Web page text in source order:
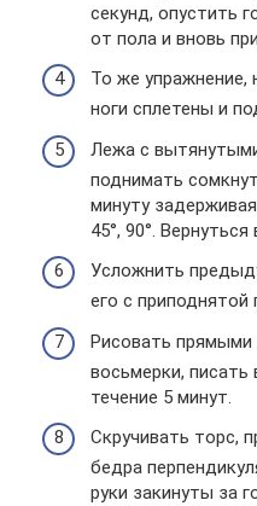
секунд, опустить
от пола и вновь
То же упражнение,
ноги сплетены и
Лежа с
поднимать
минуту
45°, 90°.
Усложнить
его с приподнятой
Рисовать прямыми
восьмерки,
течение 5 минут.
Скручивать торс,
бедра
руки закинуты за